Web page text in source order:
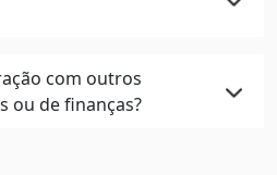
com outros
ou de finanças?